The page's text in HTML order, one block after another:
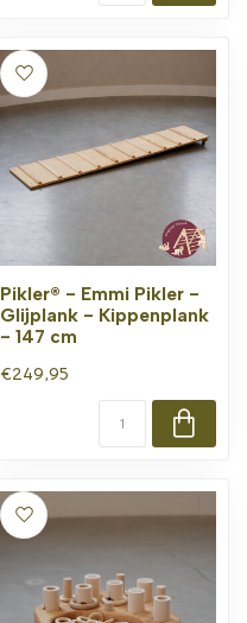
Pikler® - Emmi Pikler -
Glijplank - Kippenplank
- 147 cm
€249,95